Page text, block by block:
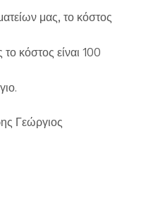
μας, το κόστος
κόστος είναι 100
Γεώργιος